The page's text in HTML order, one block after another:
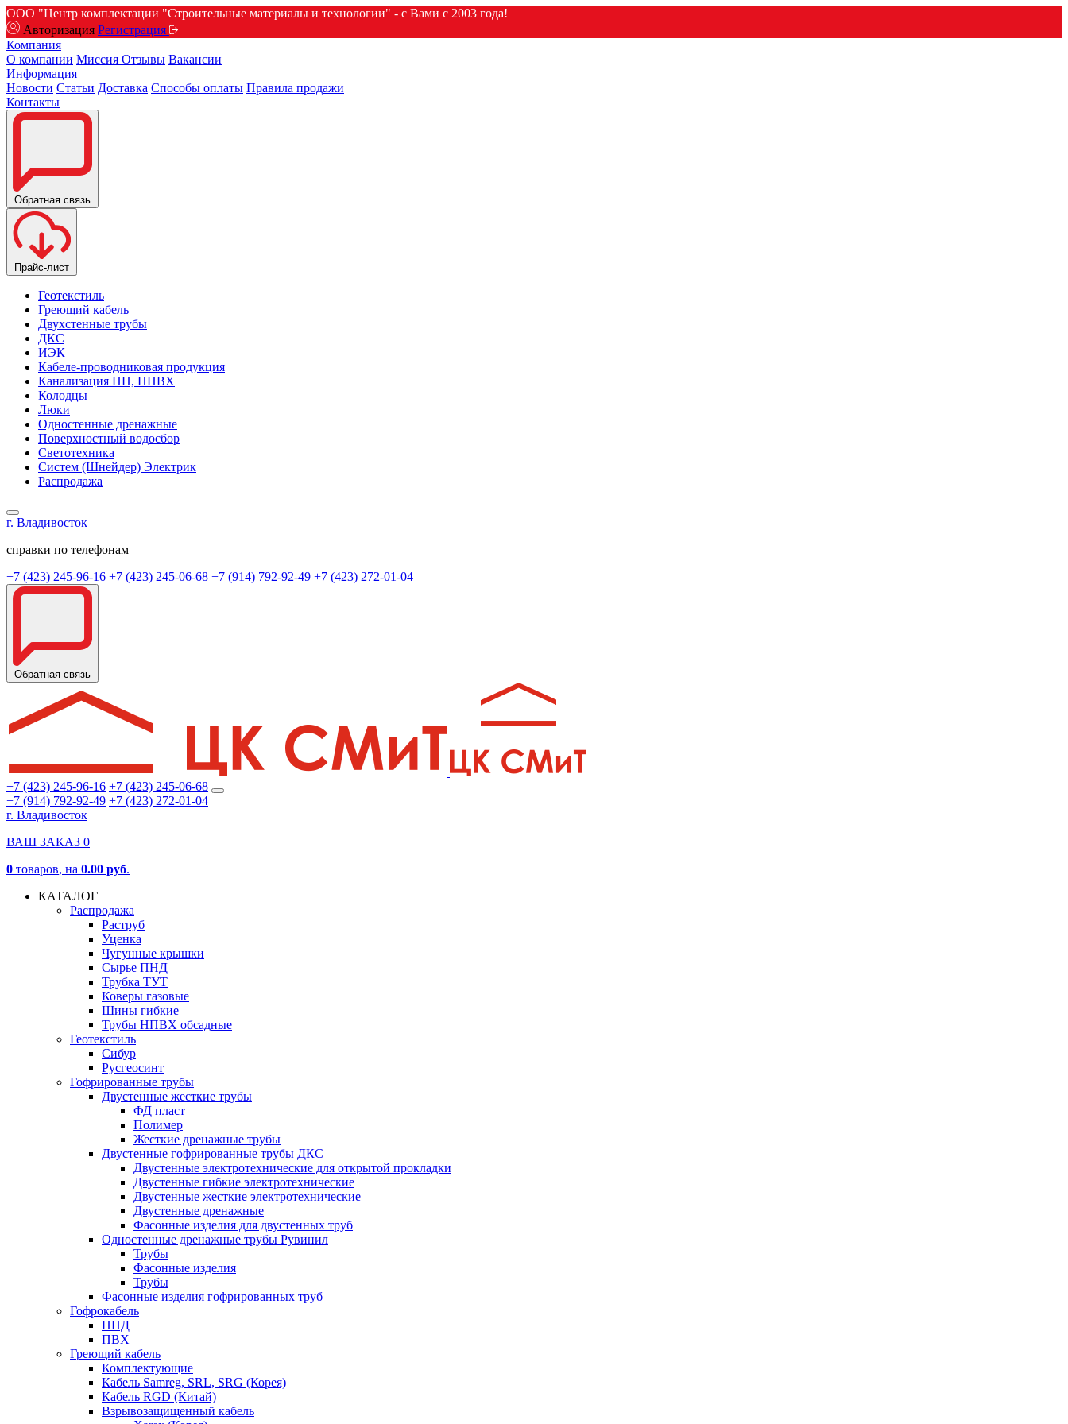
ООО "Центр комплектации "Строительные материалы и технологии" - с Вами с 2003 года!
Авторизация Регистрация
Компания
О компании Миссия Отзывы Вакансии
Информация
Новости Статьи Доставка Способы оплаты Правила продажи
Контакты
Обратная связь
Прайс-лист
Геотекстиль
Греющий кабель
Двухстенные трубы
ДКС
ИЭК
Кабеле-проводниковая продукция
Канализация ПП, НПВХ
Колодцы
Люки
Одностенные дренажные
Поверхностный водосбор
Светотехника
Систем (Шнейдер) Электрик
Распродажа
г. Владивосток
справки по телефонам
+7 (423) 245-96-16 +7 (423) 245-06-68 +7 (914) 792-92-49 +7 (423) 272-01-04
Обратная связь
+7 (423) 245-96-16 +7 (423) 245-06-68
+7 (914) 792-92-49 +7 (423) 272-01-04
г. Владивосток
ВАШ ЗАКАЗ 0
0 товаров, на 0.00 руб.
КАТАЛОГ
Распродажа
Раструб
Уценка
Чугунные крышки
Сырье ПНД
Трубка ТУТ
Коверы газовые
Шины гибкие
Трубы НПВХ обсадные
Геотекстиль
Сибур
Русгеосинт
Гофрированные трубы
Двустенные жесткие трубы
ФД пласт
Полимер
Жесткие дренажные трубы
Двустенные гофрированные трубы ДКС
Двустенные электротехнические для открытой прокладки
Двустенные гибкие электротехнические
Двустенные жесткие электротехнические
Двустенные дренажные
Фасонные изделия для двустенных труб
Одностенные дренажные трубы Рувинил
Трубы
Фасонные изделия
Трубы
Фасонные изделия гофрированных труб
Гофрокабель
ПНД
ПВХ
Греющий кабель
Комплектующие
Кабель Samreg, SRL, SRG (Корея)
Кабель RGD (Китай)
Взрывозащищенный кабель